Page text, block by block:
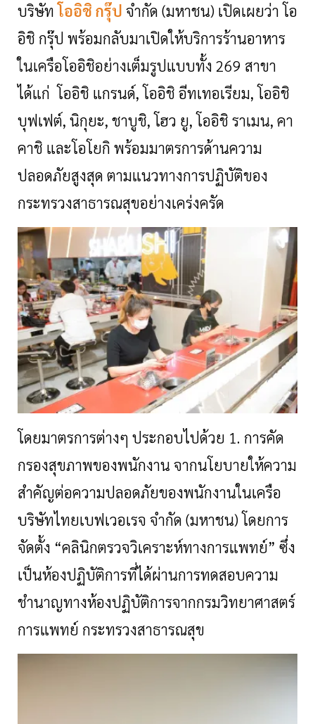
บริษัท โออิชิ กรุ๊ป จำกัด (มหาชน) เปิดเผยว่า โอ
อิชิ กรุ๊ป พร้อมกลับมาเปิดให้บริการร้านอาหาร
ในเครือโออิชิอย่างเต็มรูปแบบทั้ง 269 สาขา
ได้แก่ โออิชิ แกรนด์, โออิชิ อีทเทอเรียม, โออิชิ
บุฟเฟต์, นิกุยะ, ชาบูชิ, โฮว ยู, โออิชิ ราเมน, คา
คาชิ และโอโยกิ พร้อมมาตรการด้านความ
ปลอดภัยสูงสุด ตามแนวทางการปฏิบัติของ
กระทรวงสาธารณสุขอย่างเคร่งครัด
โดยมาตรการต่างๆ ประกอบไปด้วย 1. การคัด
กรองสุขภาพของพนักงาน จากนโยบายให้ความ
สำคัญต่อความปลอดภัยของพนักงานในเครือ
บริษัทไทยเบฟเวอเรจ จำกัด (มหาชน) โดยการ
จัดตั้ง “คลินิกตรวจวิเคราะห์ทางการแพทย์” ซึ่ง
เป็นห้องปฏิบัติการที่ได้ผ่านการทดสอบความ
ชำนาญทางห้องปฏิบัติการจากกรมวิทยาศาสตร์
การแพทย์ กระทรวงสาธารณสุข